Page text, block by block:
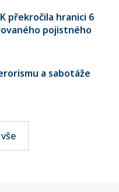
překročila hranici 6
pojistného
a sabotáže